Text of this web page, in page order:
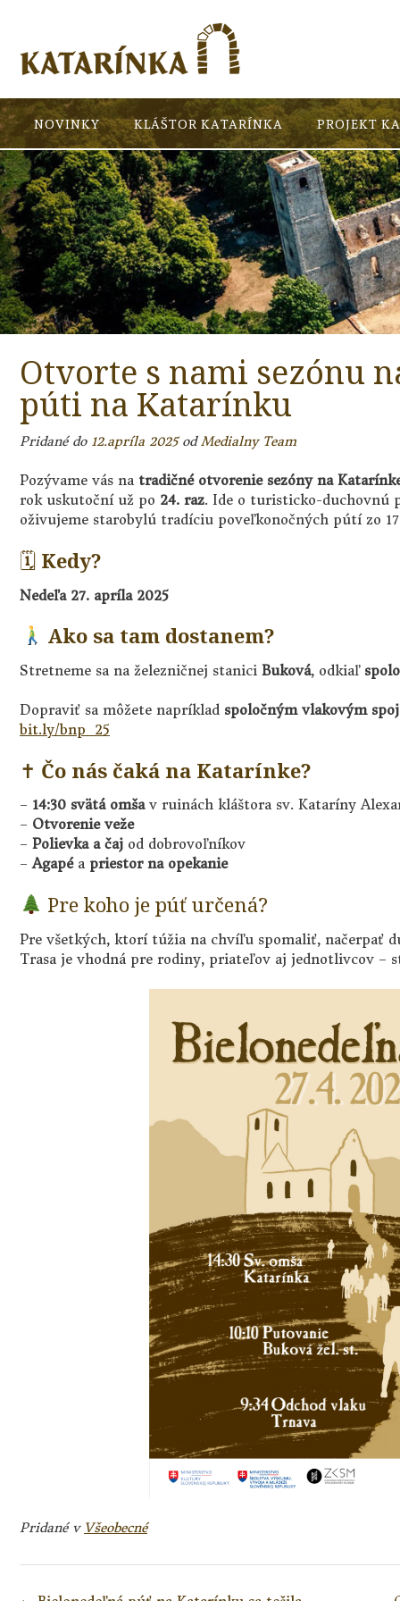
NOVINKY KLÁŠTOR KATARÍNKA PROJEKT
Otvorte s nami sezónu
púti na Katarínku
Pridané do 12.apríla 2025odMedialny Team
Pozývame vás na tradičné otvorenie sezóny na
rok uskutoční už po 24. raz. Ide o turisticko-duchovnú
oživujeme starobylú tradíciu poveľkonočných pútí zo
🗓 Kedy?
Nedeľa 27. apríla 2025
Ako sa tam dostanem?
Stretneme sa na železničnej stanici Buková, odkiaľ
Dopraviť sa môžete napríklad spoločným vlakovým
bit.ly/bnp_25
✝ Čo nás čaká na Katarínke?
– 14:30 svätá omšav ruinách kláštora sv. Kataríny
– Otvorenie veže
– Polievka a čaj od dobrovoľníkov
–Agapéa priestor na opekanie
Pre koho je púť určená?
Pre všetkých, ktorí túžia na chvíľu spomaliť, načerpať
Trasa je vhodná pre rodiny, priateľov aj jednotlivcov –
Pridané v Všeobecné